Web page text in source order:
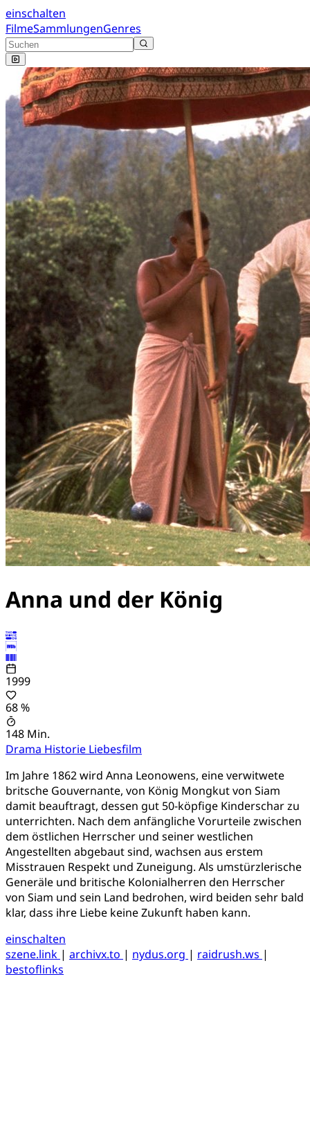
einschalten
FilmeSammlungenGenres
Anna und der König
1999
68 %
148 Min.
Drama Historie Liebesfilm
Im Jahre 1862 wird Anna Leonowens, eine verwitwete
britsche Gouvernante, von König Mongkut von Siam
damit beauftragt, dessen gut 50-köpfige Kinderschar zu
unterrichten. Nach dem anfängliche Vorurteile zwischen
dem östlichen Herrscher und seiner westlichen
Angestellten abgebaut sind, wachsen aus erstem
Misstrauen Respekt und Zuneigung. Als umstürzlerische
Generäle und britische Kolonialherren den Herrscher
von Siam und sein Land bedrohen, wird beiden sehr bald
klar, dass ihre Liebe keine Zukunft haben kann.
einschalten
szene.link | archivx.to | nydus.org | raidrush.ws |
bestoflinks